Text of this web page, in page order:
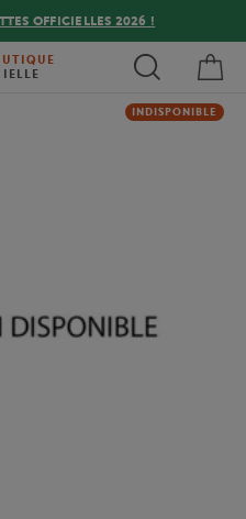
OFFICIELLES 2026 !
INDISPONIBLE